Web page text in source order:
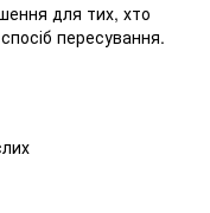
для тих, хто
пересування.